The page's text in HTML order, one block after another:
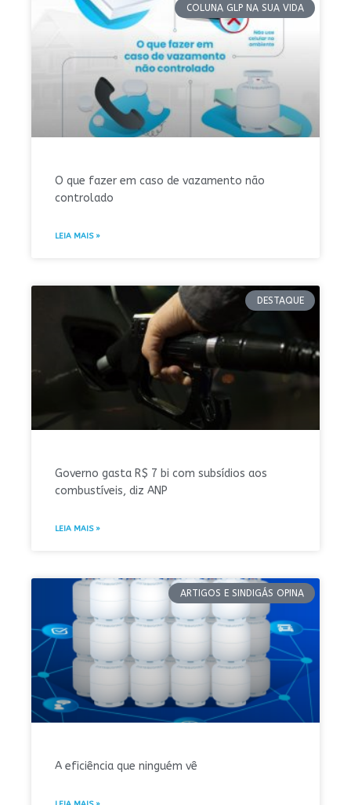
COLUNA GLP NA SUA VIDA
O que fazer em caso de vazamento não
controlado
LEIA MAIS »
DESTAQUE
Governo gasta R$ 7 bi com subsídios aos
combustíveis, diz ANP
LEIA MAIS »
ARTIGOS E SINDIGÁS OPINA
A eficiência que ninguém vê